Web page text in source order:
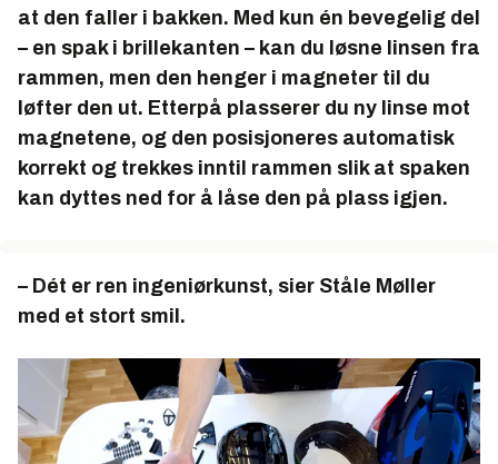
at den faller i bakken. Med kun én bevegelig del
– en spak i brillekanten – kan du løsne linsen fra
rammen, men den henger i magneter til du
løfter den ut. Etterpå plasserer du ny linse mot
magnetene, og den posisjoneres automatisk
korrekt og trekkes inntil rammen slik at spaken
kan dyttes ned for å låse den på plass igjen.
– Dét er ren ingeniørkunst, sier Ståle Møller
med et stort smil.